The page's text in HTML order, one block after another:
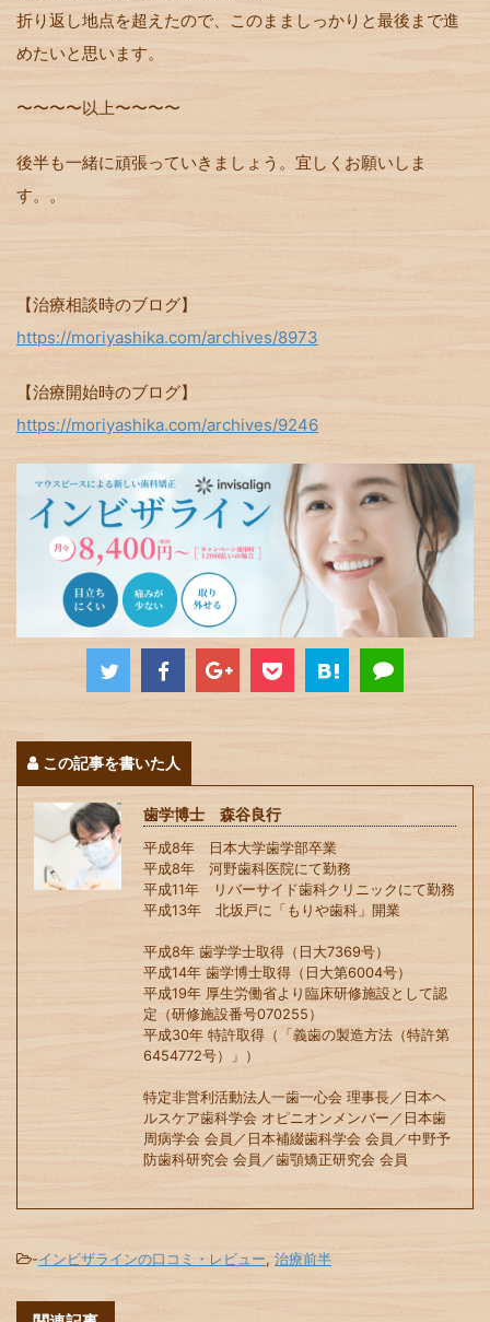
折り返し地点を超えたので、このまましっかりと最後まで進
めたいと思います。
〜〜〜〜以上〜〜〜〜
後半も一緒に頑張っていきましょう。宜しくお願いしま
す。。
【治療相談時のブログ】
https://moriyashika.com/archives/8973
【治療開始時のブログ】
https://moriyashika.com/archives/9246
この記事を書いた人
歯学博士 森谷良行
平成8年 日本大学歯学部卒業
平成8年 河野歯科医院にて勤務
平成11年 リバーサイド歯科クリニックにて勤務
平成13年 北坂戸に「もりや歯科」開業
平成8年 歯学学士取得（日大7369号）
平成14年 歯学博士取得（日大第6004号）
平成19年 厚生労働省より臨床研修施設として認
定（研修施設番号070255）
平成30年 特許取得（「義歯の製造方法（特許第
6454772号）」）
特定非営利活動法人一歯一心会 理事長／日本ヘ
ルスケア歯科学会 オピニオンメンバー／日本歯
周病学会 会員／日本補綴歯科学会 会員／中野予
防歯科研究会 会員／歯顎矯正研究会 会員
-インビザラインの口コミ・レビュー, 治療前半